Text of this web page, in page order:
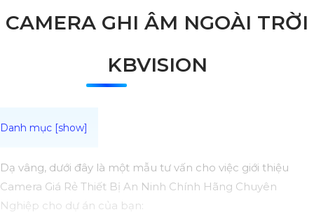
CAMERA GHI ÂM NGOÀI TRỜI
KBVISION
Dạ vâng, dưới đây là một mẫu tư vấn cho việc giới thiệu
Camera Giá Rẻ Thiết Bị An Ninh Chính Hãng Chuyên
Nghiệp cho dự án của bạn: